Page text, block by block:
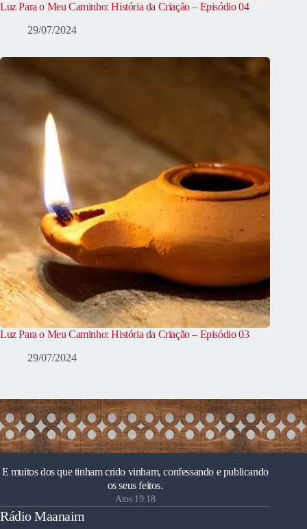
Luz Para o Meu Caminho: História da Criação – Episódio 04
29/07/2024
Luz Para o Meu Caminho: História da Criação – Episódio 03
29/07/2024
E muitos dos que tinham crido vinham, confessando e publicando
os seus feitos.
Atos 19:18
Rádio Maanaim